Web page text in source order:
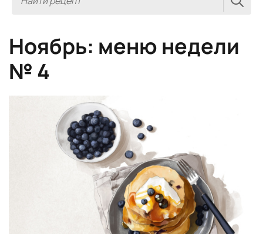
Ноябрь: меню недели
№ 4